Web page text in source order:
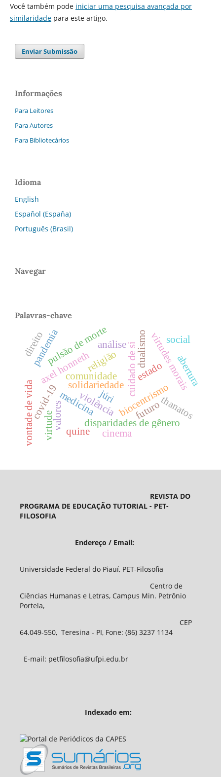
Você também pode iniciar uma pesquisa avançada por
similaridadepara este artigo.
Enviar Submissão
Informações
Para Leitores
Para Autores
Para Bibliotecários
Idioma
English
Español (España)
Português (Brasil)
Navegar
Palavras-chave
cuidado de si
violência
axel honnethsolidariedade
estado
comunidade
biocentrismo
virtudes morais
religião
medicina
dualismo
pulsão de morte
thanatos
vontade de vida disparidades de gênero
futuro
pandemia
covid-19
valores
abertura
análise social
quine
direito
virtude
júri
cinema
REVISTA DO
PROGRAMA DE EDUCAÇÃO TUTORIAL - PET-
FILOSOFIA
Endereço / Email:
Universidade Federal do Piauí, PET-Filosofia
Centro de
Ciências Humanas e Letras, Campus Min. Petrônio
Portela,
CEP
64.049-550, Teresina - PI, Fone: (86) 3237 1134
E-mail: petfilosofia@ufpi.edu.br
Indexado em: